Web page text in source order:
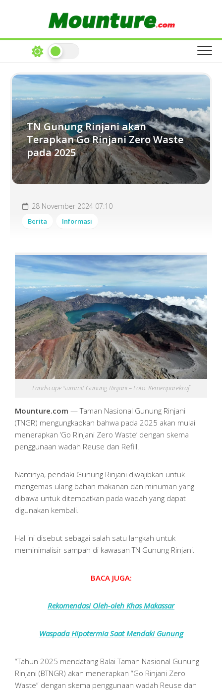
TN Gunung Rinjani akan
Terapkan Go Rinjani Zero Waste
pada 2025
28 November 2024 07:10
Berita Informasi
Landscape Summit Gunung Rinjani – Foto: Kemenparekraf
Mounture.com — Taman Nasional Gunung Rinjani
(TNGR) mengungkapkan bahwa pada 2025 akan mulai
menerapkan ‘Go Rinjani Zero Waste’ dengan skema
penggunaan wadah Reuse dan Refill.
Nantinya, pendaki Gunung Rinjani diwajibkan untuk
mengemas ulang bahan makanan dan minuman yang
dibawa untuk ditempatkan pada wadah yang dapat
digunakan kembali.
Hal ini disebut sebagai salah satu langkah untuk
meminimalisir sampah di kawasan TN Gunung Rinjani.
BACA JUGA:
Rekomendasi Oleh-oleh Khas Makassar
Waspada Hipotermia Saat Mendaki Gunung
“Tahun 2025 mendatang Balai Taman Nasional Gunung
Rinjani (BTNGR) akan menerapkan “Go Rinjani Zero
Waste” dengan skema penggunaan wadah Reuse dan